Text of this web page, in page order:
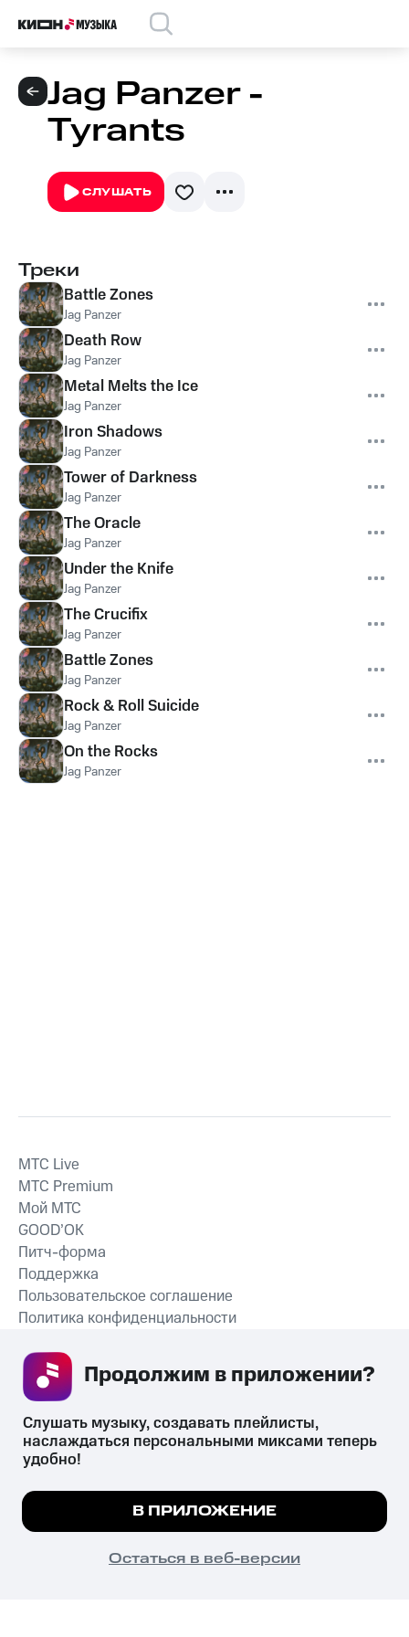
Jag Panzer -
Tyrants
СЛУШАТЬ
Треки
Battle Zones
Jag Panzer
Death Row
Jag Panzer
Metal Melts the Ice
Jag Panzer
Iron Shadows
Jag Panzer
Tower of Darkness
Jag Panzer
The Oracle
Jag Panzer
Under the Knife
Jag Panzer
The Crucifix
Jag Panzer
Battle Zones
Jag Panzer
Rock & Roll Suicide
Jag Panzer
On the Rocks
Jag Panzer
СКАЧАТЬ ПРИЛОЖЕНИЕ
MTС Live
MTС Premium
Мой МТС
GOOD’OK
Питч-форма
Поддержка
Пользовательское соглашение
Политика конфиденциальности
психотропных веществ, их аналогов причиняет вред здоровью,
их незаконный оборот запрещён и влечёт установленную
законодательством ответственность.
© 2026 ООО «КИОН».
Все права защищены
Мы используем куки, чтобы на сайте все
Подробнее
ПОНЯТНО
Слушать музыку, создавать плейлисты,
наслаждаться персональными миксами теперь
удобно!
В ПРИЛОЖЕНИЕ
Остаться в веб-версии